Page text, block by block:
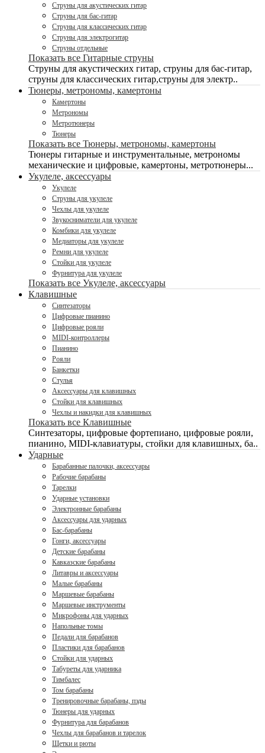
Струны для акустических гитар
Струны для бас-гитар
Струны для классических гитар
Струны для электрогитар
Струны отдельные
Показать все Гитарные струны
Струны для акустических гитар, струны для бас-гитар,
струны для классических гитар,струны для электр..
Тюнеры, метрономы, камертоны
Камертоны
Метрономы
Метротюнеры
Тюнеры
Показать все Тюнеры, метрономы, камертоны
Тюнеры гитарные и инструментальные, метрономы
механические и цифровые, камертоны, метротюнеры...
Укулеле, аксессуары
Укулеле
Струны для укулеле
Чехлы для укулеле
Звукосниматели для укулеле
Комбики для укулеле
Медиаторы для укулеле
Ремни для укулеле
Стойки для укулеле
Фурнитура для укулеле
Показать все Укулеле, аксессуары
Клавишные
Синтезаторы
Цифровые пианино
Цифровые рояли
MIDI-контроллеры
Пианино
Рояли
Банкетки
Стулья
Аксессуары для клавишных
Стойки для клавишных
Чехлы и накидки для клавишных
Показать все Клавишные
Синтезаторы, цифровые фортепиано, цифровые рояли,
пианино, MIDI-клавиатуры, стойки для клавишных, ба..
Ударные
Барабанные палочки, аксессуары
Рабочие барабаны
Тарелки
Ударные установки
Электронные барабаны
Аксессуары для ударных
Бас-барабаны
Гонги, аксессуары
Детские барабаны
Кавказские барабаны
Литавры и аксессуары
Малые барабаны
Маршевые барабаны
Маршевые инструменты
Микрофоны для ударных
Напольные томы
Педали для барабанов
Пластики для барабанов
Стойки для ударных
Табуреты для ударника
Тимбалес
Том барабаны
Тренировочные барабаны, пэды
Тюнеры для ударных
Фурнитура для барабанов
Чехлы для барабанов и тарелок
Щетки и рюты